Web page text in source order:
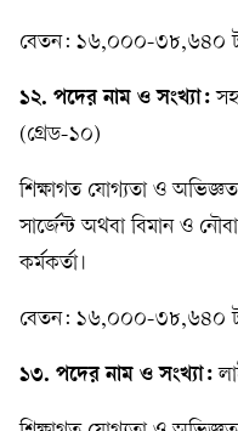
বেতন: ১৬,০০০-৩৮,৬৪০
১২. পদের নাম ও সংখ্যা:
(গ্রেড-১০)
শিক্ষাগত যোগ্যতা ও
সার্জেন্ট অথবা বিমান ও
কর্মকর্তা।
বেতন: ১৬,০০০-৩৮,৬৪০
১৩. পদের নাম ও সংখ্যা: